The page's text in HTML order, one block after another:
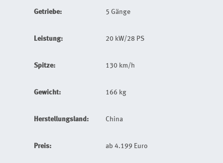
Getriebe: 5 Gänge
Leistung: 20 kW/28 PS
Spitze: 130 km/h
Gewicht: 166 kg
Herstellungsland: China
Preis: ab 4.199 Euro